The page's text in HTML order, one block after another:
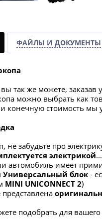
ФАЙЛЫ И ДОКУМЕНТЫ
так же можете, заказав
можно выбрать как
конечную стоимость мы
не забудьте про
электрикой
автомобиль имеет
Универсальный блок -
MINI UNICONNECT 2)
подобрать для